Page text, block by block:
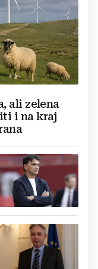
ali zelena
i na kraj